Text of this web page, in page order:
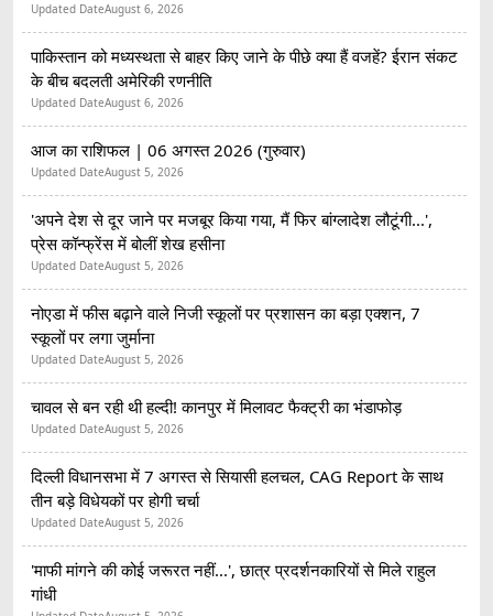
Updated DateAugust 6, 2026
पाकिस्तान को मध्यस्थता से बाहर किए जाने के पीछे क्या हैं वजहें? ईरान संकट
के बीच बदलती अमेरिकी रणनीति
Updated DateAugust 6, 2026
आज का राशिफल | 06 अगस्त 2026 (गुरुवार)
Updated DateAugust 5, 2026
'अपने देश से दूर जाने पर मजबूर किया गया, मैं फिर बांग्लादेश लौटूंगी...',
प्रेस कॉन्फ्रेंस में बोलीं शेख हसीना
Updated DateAugust 5, 2026
नोएडा में फीस बढ़ाने वाले निजी स्कूलों पर प्रशासन का बड़ा एक्शन, 7
स्कूलों पर लगा जुर्माना
Updated DateAugust 5, 2026
चावल से बन रही थी हल्दी! कानपुर में मिलावट फैक्ट्री का भंडाफोड़
Updated DateAugust 5, 2026
दिल्ली विधानसभा में 7 अगस्त से सियासी हलचल, CAG Report के साथ
तीन बड़े विधेयकों पर होगी चर्चा
Updated DateAugust 5, 2026
'माफी मांगने की कोई जरूरत नहीं...', छात्र प्रदर्शनकारियों से मिले राहुल
गांधी